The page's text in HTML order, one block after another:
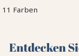
11 Farben
Entdecken